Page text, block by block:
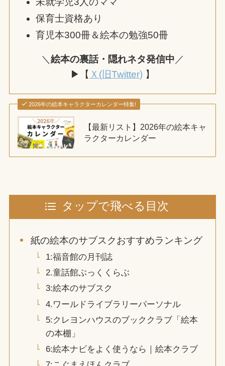
保育士資格あり
育児本300冊＆絵本の勉強50冊
＼ 絵本の裏話・隠れネタ発信中 ／
▶【 Ｘ(旧Twitter) 】
2026年の絵本キャラクターカレンダー特集!
【最新リスト】2026年の絵本キャ
ラクターカレンダー
タップで飛べる目次
紙の絵本のサブスクおすすめランキング
1:福音館の月刊誌
2.童話館ぶっくくらぶ
3:絵本のサブスク
4.ワールドライブラリーパーソナル
5:クレヨンハウスのブッククラブ「絵本
の本棚」
6:絵本ナビをよく使うなら｜絵本クラブ